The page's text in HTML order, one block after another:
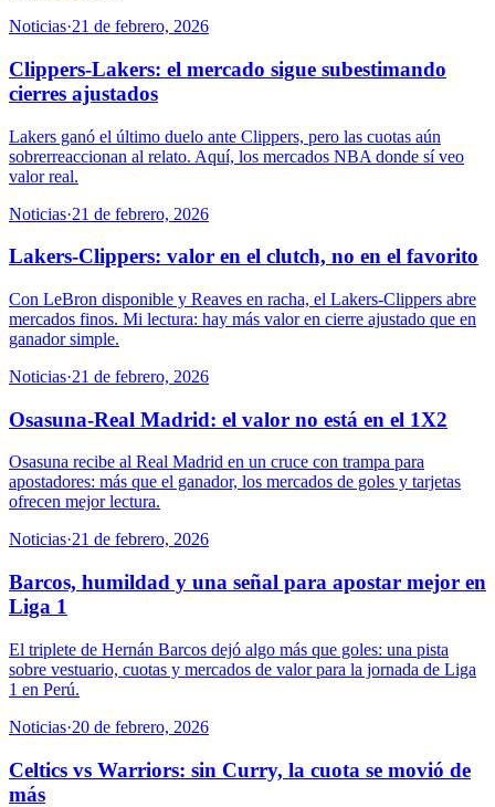
Noticias·21 de febrero, 2026
Clippers-Lakers: el mercado sigue subestimando
cierres ajustados
Lakers ganó el último duelo ante Clippers, pero las cuotas aún
sobrerreaccionan al relato. Aquí, los mercados NBA donde sí veo
valor real.
Noticias·21 de febrero, 2026
Lakers-Clippers: valor en el clutch, no en el favorito
Con LeBron disponible y Reaves en racha, el Lakers-Clippers abre
mercados finos. Mi lectura: hay más valor en cierre ajustado que en
ganador simple.
Noticias·21 de febrero, 2026
Osasuna-Real Madrid: el valor no está en el 1X2
Osasuna recibe al Real Madrid en un cruce con trampa para
apostadores: más que el ganador, los mercados de goles y tarjetas
ofrecen mejor lectura.
Noticias·21 de febrero, 2026
Barcos, humildad y una señal para apostar mejor en
Liga 1
El triplete de Hernán Barcos dejó algo más que goles: una pista
sobre vestuario, cuotas y mercados de valor para la jornada de Liga
1 en Perú.
Noticias·20 de febrero, 2026
Celtics vs Warriors: sin Curry, la cuota se movió de
más